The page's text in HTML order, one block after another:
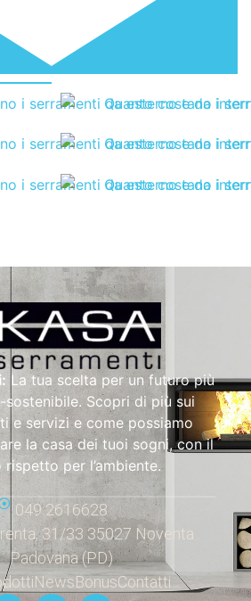
La tua scelta per un futuro più
sostenibile. Scopri di più sui
e servizi e come possiamo
la casa dei tuoi sogni, con il
rispetto per l’ambiente.
049 2616628
31/33 35027 Noventa
Padovana (PD)
NewsBonusContatti